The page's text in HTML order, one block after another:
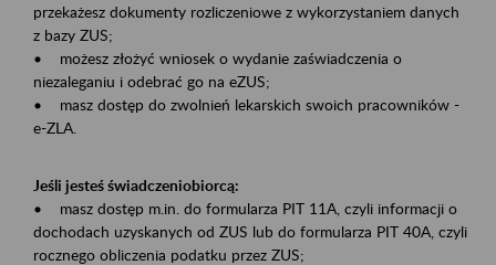
przekażesz dokumenty rozliczeniowe z wykorzystaniem danych
z bazy ZUS;
• możesz złożyć wniosek o wydanie zaświadczenia o
niezaleganiu i odebrać go na eZUS;
• masz dostęp do zwolnień lekarskich swoich pracowników -
e-ZLA.
Jeśli jesteś świadczeniobiorcą:
• masz dostęp m.in. do formularza PIT 11A, czyli informacji o
dochodach uzyskanych od ZUS lub do formularza PIT 40A, czyli
rocznego obliczenia podatku przez ZUS;